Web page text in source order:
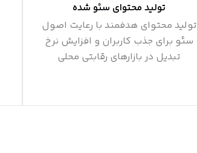
تولید محتوای سئو شده
تولید محتوای هدفمند با رعایت اصول
سئو برای جذب کاربران و افزایش نرخ
تبدیل در بازارهای رقابتی محلی